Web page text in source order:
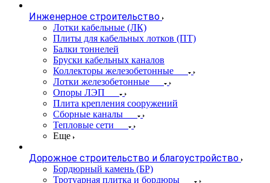
Инженерное строительство
Лотки кабельные (ЛК)
Плиты для кабельных лотков (ПТ)
Балки тоннелей
Бруски кабельных каналов
Коллекторы железобетонные
Лотки железобетонные
Опоры ЛЭП
Плита крепления сооружений
Сборные каналы
Тепловые сети
Еще
Дорожное строительство и благоустройство
Бордюрный камень (БР)
Тротуарная плитка и бордюры